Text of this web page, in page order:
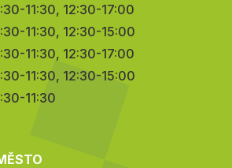
11:30, 12:30-17:00
11:30, 12:30-15:00
11:30, 12:30-17:00
11:30, 12:30-15:00
11:30